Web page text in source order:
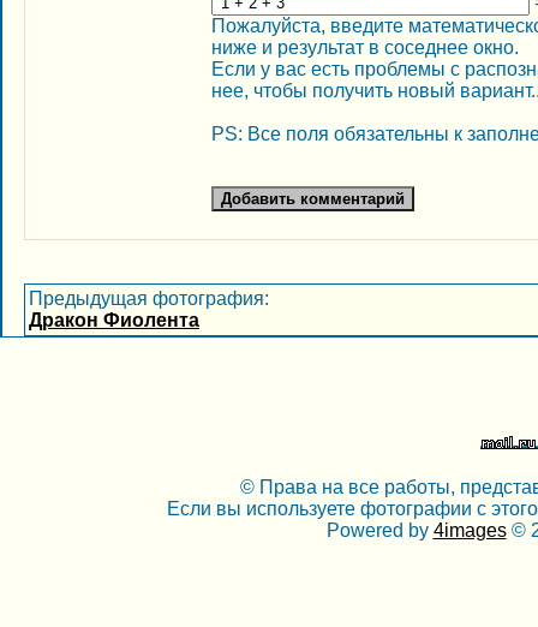
Пожалуйста, введите
ниже и результат в соседнее окно.
Если у вас есть проблемы с
нее, чтобы получить новый
PS: Все поля обязательны к
Предыдущая фотография:
Дракон Фиолента
© Права на все работы,
Если вы используете фотографии с
Powered by 4images©